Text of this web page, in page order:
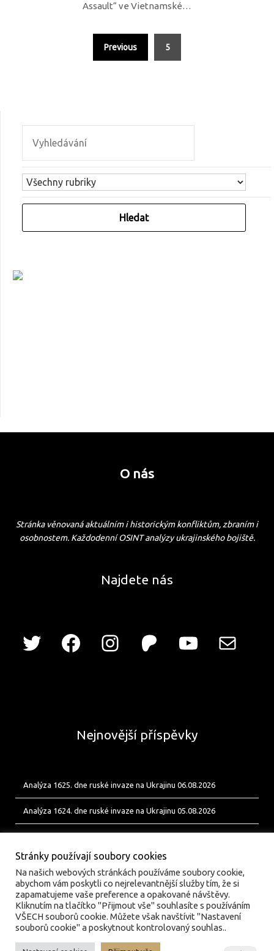
Assault“ ve Vietnamské…
Previous 5
O nás
Stránka věnovaná aktuálním i historickým konfliktům, zbraním i
osobnostem. Každodenní OSINT analýzy ukrajinského bojiště.
Najdete nás
Nejnovější příspěvky
Analýza 1625. dne ruské invaze na Ukrajinu 06.08.2026
Analýza 1624. dne ruské invaze na Ukrajinu 05.08.2026
Stránky používají soubory cookies
Na našich webových stránkách používáme soubory cookie,
abychom vám poskytli co nejrelevantnější služby tím, že si
zapamatujeme vaše preference a opakované návštěvy.
Kliknutím na tlačítko "Přijmout vše" souhlasíte s používáním
VŠECH souborů cookie. Můžete však navštívit "Nastavení
souborů cookie" a poskytnout kontrolovaný souhlas..